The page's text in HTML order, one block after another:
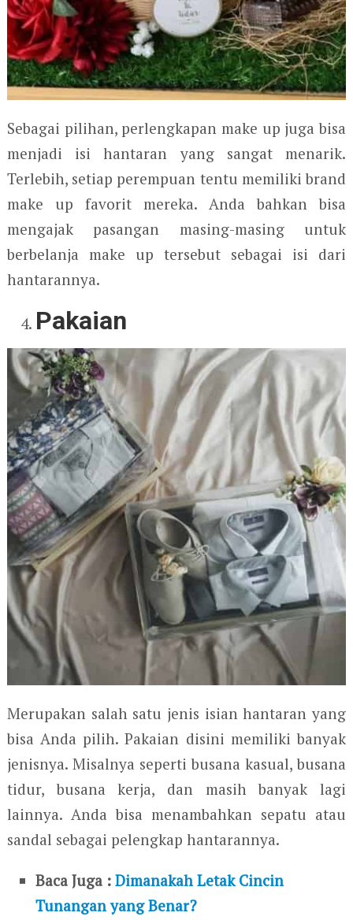
Sebagai pilihan, perlengkapan make up juga bisa
menjadi isi hantaran yang sangat menarik.
Terlebih, setiap perempuan tentu memiliki brand
make up favorit mereka. Anda bahkan bisa
mengajak pasangan masing-masing untuk
berbelanja make up tersebut sebagai isi dari
hantarannya.
Pakaian
Merupakan salah satu jenis isian hantaran yang
bisa Anda pilih. Pakaian disini memiliki banyak
jenisnya. Misalnya seperti busana kasual, busana
tidur, busana kerja, dan masih banyak lagi
lainnya. Anda bisa menambahkan sepatu atau
sandal sebagai pelengkap hantarannya.
Baca Juga :Dimanakah Letak Cincin
Tunangan yang Benar?